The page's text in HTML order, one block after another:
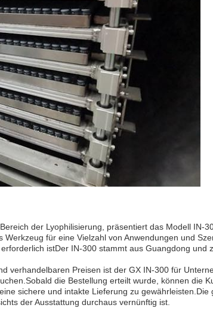
der Lyophilisierung, präsentiert das Modell IN-
für eine Vielzahl von Anwendungen und
istDer IN-300 stammt aus Guangdong und
verhandelbaren Preisen ist der GX IN-300 für
die Bestellung erteilt wurde, können die
sichere und intakte Lieferung zu gewährleisten.Die
der Ausstattung durchaus vernünftig ist.